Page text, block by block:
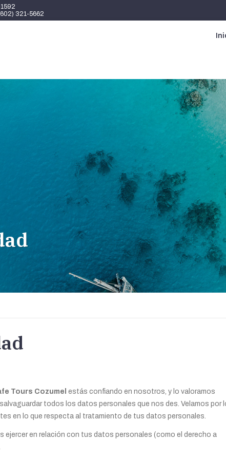
321-5662
Tours Cozumel estás confiando en nosotros, y lo valoramos
todos los datos personales que nos des. Velamos por
en lo que respecta al tratamiento de tus datos personales.
ejercer en relación con tus datos personales (como el derecho a